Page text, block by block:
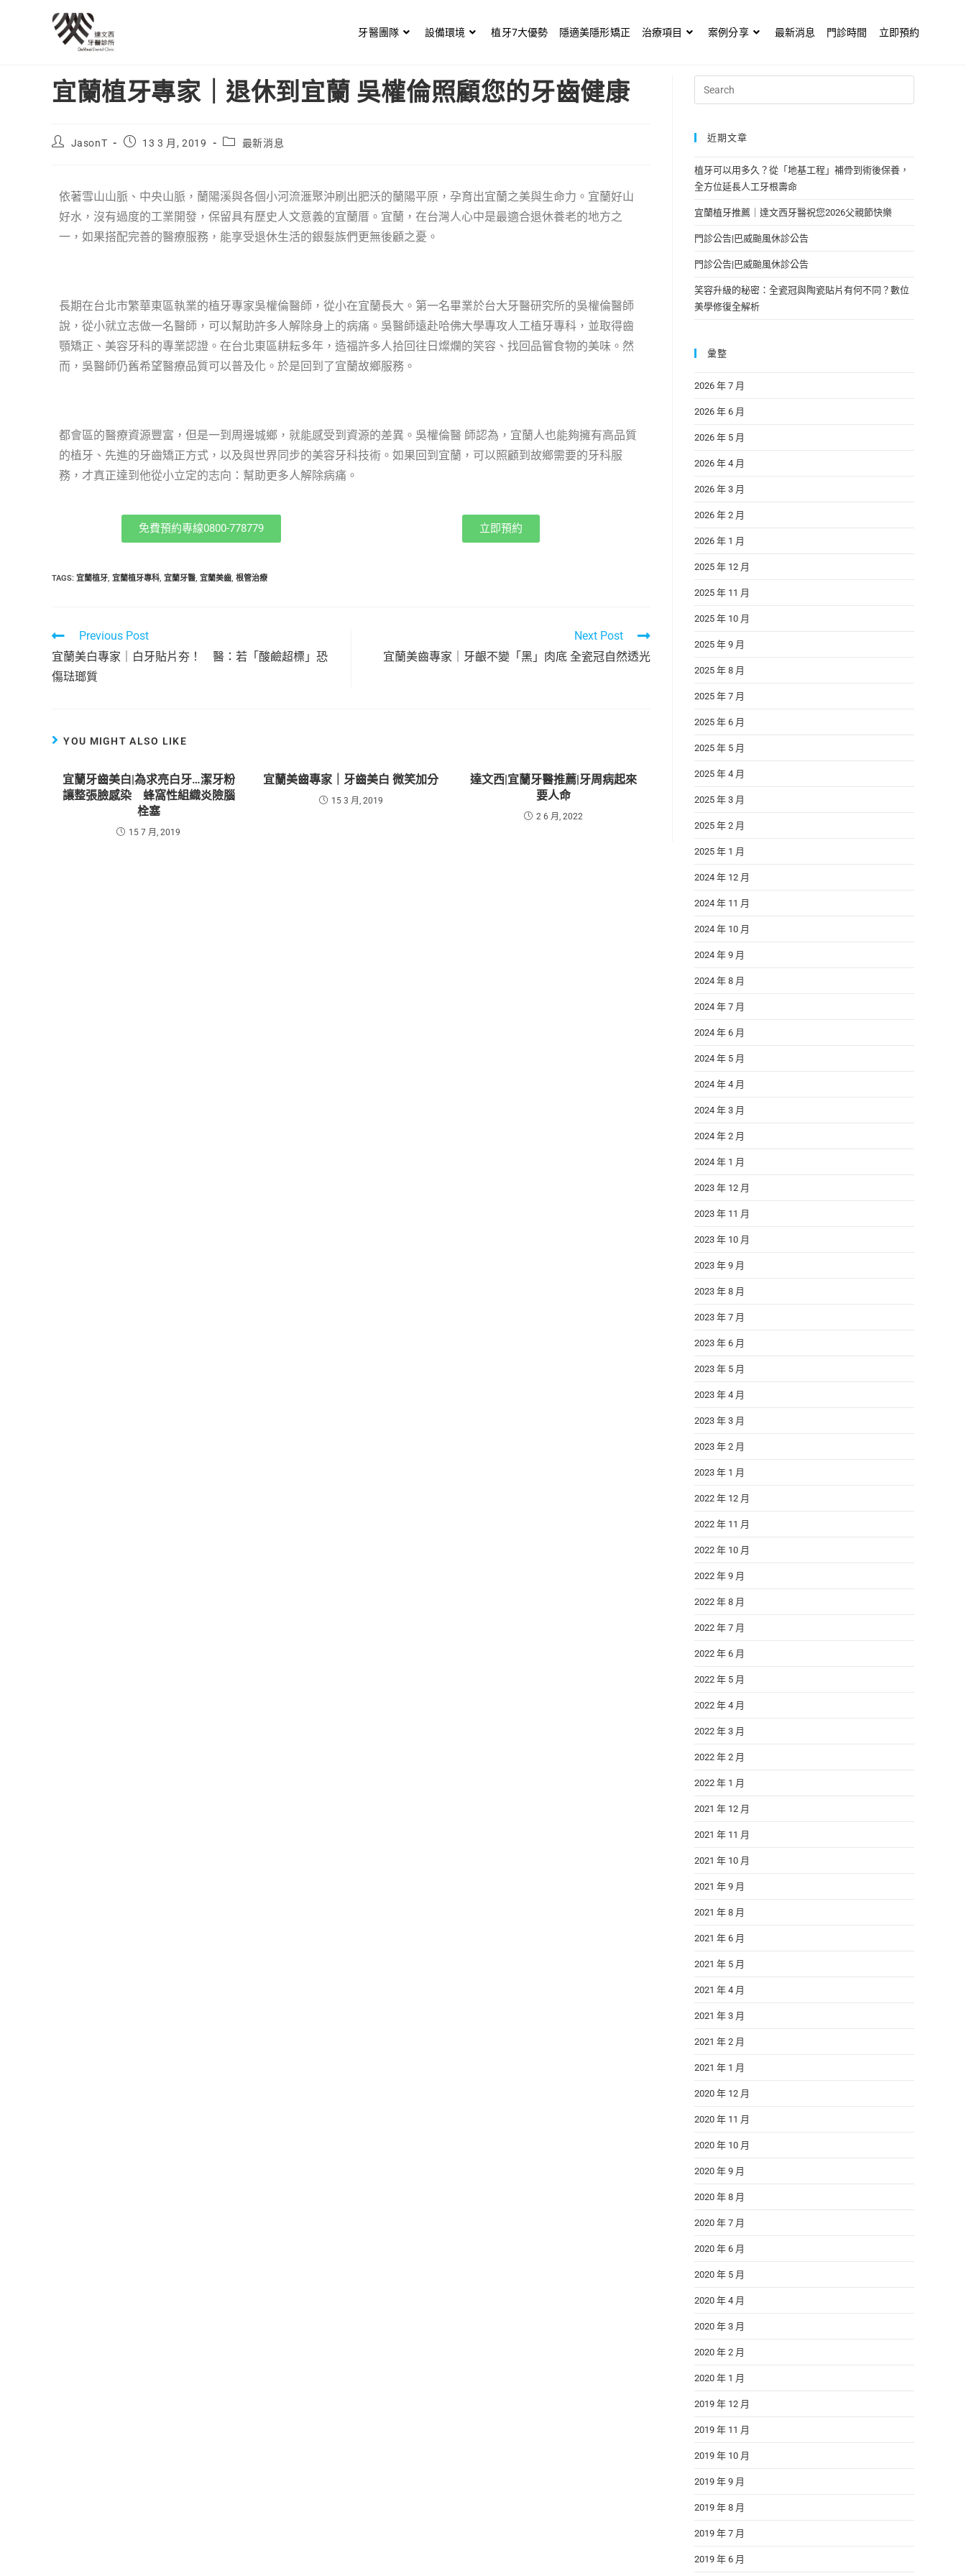
牙醫團隊 設備環境 植牙7大優勢 隱適美隱形矯正 治療項目 案例分享 最新消息 門診時間 立即預約
宜蘭植牙專家｜退休到宜蘭 吳權倫照顧您的牙齒健康
JasonT 13 3 月, 2019 最新消息
依著雪山山脈、中央山脈，蘭陽溪與各個小河流滙聚沖刷出肥沃的蘭陽平原，孕育出宜蘭之美與生命力。宜蘭好山
好水，沒有過度的工業開發，保留具有歷史人文意義的宜蘭厝。宜蘭，在台灣人心中是最適合退休養老的地方之
一，如果搭配完善的醫療服務，能享受退休生活的銀髮族們更無後顧之憂。
長期在台北市繁華東區執業的植牙專家吳權倫醫師，從小在宜蘭長大。第一名畢業於台大牙醫研究所的吳權倫醫師
說，從小就立志做一名醫師，可以幫助許多人解除身上的病痛。吳醫師遠赴哈佛大學專攻人工植牙專科，並取得齒
顎矯正、美容牙科的專業認證。在台北東區耕耘多年，造福許多人拾回往日燦爛的笑容、找回品嘗食物的美味。然
而，吳醫師仍舊希望醫療品質可以普及化。於是回到了宜蘭故鄉服務。
都會區的醫療資源豐富，但是一到周邊城鄉，就能感受到資源的差異。吳權倫醫 師認為，宜蘭人也能夠擁有高品質
的植牙、先進的牙齒矯正方式，以及與世界同步的美容牙科技術。如果回到宜蘭，可以照顧到故鄉需要的牙科服
務，才真正達到他從小立定的志向：幫助更多人解除病痛。
免費預約專線0800-778779 立即預約
TAGS: 宜蘭植牙, 宜蘭植牙專科, 宜蘭牙醫, 宜蘭美齒, 根管治療
Previous Post
宜蘭美白專家｜白牙貼片夯！ 醫：若「酸鹼超標」恐
傷琺瑯質
Next Post
宜蘭美齒專家｜牙齦不變「黑」肉底 全瓷冠自然透光
YOU MIGHT ALSO LIKE
宜蘭牙齒美白|為求亮白牙…潔牙粉
讓整張臉感染 蜂窩性組織炎險腦
栓塞
15 7 月, 2019
宜蘭美齒專家｜牙齒美白 微笑加分
15 3 月, 2019
達文西|宜蘭牙醫推薦|牙周病起來
要人命
2 6 月, 2022
近期文章
植牙可以用多久？從「地基工程」補骨到術後保養，
全方位延長人工牙根壽命
宜蘭植牙推薦｜達文西牙醫祝您2026父親節快樂
門診公告|巴威颱風休診公告
門診公告|巴威颱風休診公告
笑容升級的秘密：全瓷冠與陶瓷貼片有何不同？數位
美學修復全解析
彙整
2026 年 7 月
2026 年 6 月
2026 年 5 月
2026 年 4 月
2026 年 3 月
2026 年 2 月
2026 年 1 月
2025 年 12 月
2025 年 11 月
2025 年 10 月
2025 年 9 月
2025 年 8 月
2025 年 7 月
2025 年 6 月
2025 年 5 月
2025 年 4 月
2025 年 3 月
2025 年 2 月
2025 年 1 月
2024 年 12 月
2024 年 11 月
2024 年 10 月
2024 年 9 月
2024 年 8 月
2024 年 7 月
2024 年 6 月
2024 年 5 月
2024 年 4 月
2024 年 3 月
2024 年 2 月
2024 年 1 月
2023 年 12 月
2023 年 11 月
2023 年 10 月
2023 年 9 月
2023 年 8 月
2023 年 7 月
2023 年 6 月
2023 年 5 月
2023 年 4 月
2023 年 3 月
2023 年 2 月
2023 年 1 月
2022 年 12 月
2022 年 11 月
2022 年 10 月
2022 年 9 月
2022 年 8 月
2022 年 7 月
2022 年 6 月
2022 年 5 月
2022 年 4 月
2022 年 3 月
2022 年 2 月
2022 年 1 月
2021 年 12 月
2021 年 11 月
2021 年 10 月
2021 年 9 月
2021 年 8 月
2021 年 6 月
2021 年 5 月
2021 年 4 月
2021 年 3 月
2021 年 2 月
2021 年 1 月
2020 年 12 月
2020 年 11 月
2020 年 10 月
2020 年 9 月
2020 年 8 月
2020 年 7 月
2020 年 6 月
2020 年 5 月
2020 年 4 月
2020 年 3 月
2020 年 2 月
2020 年 1 月
2019 年 12 月
2019 年 11 月
2019 年 10 月
2019 年 9 月
2019 年 8 月
2019 年 7 月
2019 年 6 月